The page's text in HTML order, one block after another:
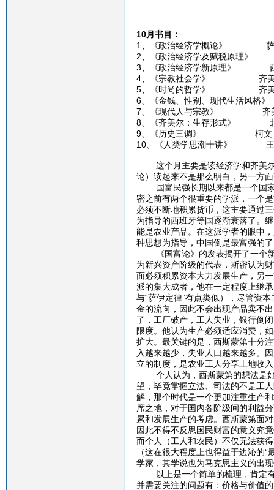
10月书目：
1、《政治经济学概论》 萨
2、《政治经济学及赋税原理》
3、《政治经济学新原理》
4、《宗教社会学》 齐美
5、《时尚的哲学》 齐美
6、《金钱、性别、现代生活风格
7、《现代人与宗教》 齐
8、《齐美尔：生存形式》
9、《历史三调》 柯文
10、《人类学思潮十讲》 王
这个月主要是读经济学和齐美尔
论）读起来不是那么明白，另一方
国富民强长期以来都是一个国家
密之前有两个很重要的学派，一个
必须不断地积累货币，这主要通过
为指导的西班牙等国逐渐衰落了。
能是农业产品。在这派学者的眼中
种思想为指导，中国倒是最富强的
《国富论》的发表揭开了一个新
为新兴资产阶级的代表，斯密认为
面必须积累资本大力发展生产，另
派的集大成者，他在一定程度上继
与“萨伊定律”有点类似），尽管资
金的流向，因此不会出现产品卖不
了，工厂破产，工人失业，银行倒
限度。他认为生产必须适应消费，
扩大。最关键的是，西斯蒙第十分
入越来越少，失业人口越来越多。
立的制度，是农业工人分享土地收
个人认为，西斯蒙第的想法是好
望，毕竟掌握立法、司法的不是工
解，那个时代是一个更加注重生产
席之地，对于国内各阶级间的利益
累和发展生产的考虑。西斯蒙第面
因此不得不反思国民财富的意义究
而个人（工人和农民）不仅无法获
（这在很大程度上也得益于边沁的
学家，其学说也为马克思主义的出
以上是一个简单的梳理，肯定有
并需要关注的问题有：价格与价值